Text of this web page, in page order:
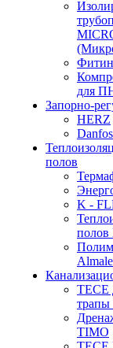
для
Запорно-
HERZ
полов
K -
полов
TECE
трапы
TIMO